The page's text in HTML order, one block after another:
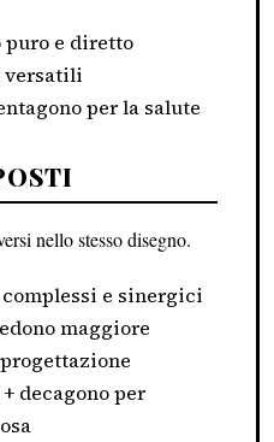
puro e diretto
versatili
per la salute
nello stesso disegno.
e sinergici
maggiore
+ decagono per